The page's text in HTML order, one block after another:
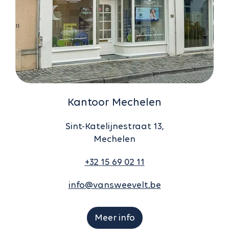
Kantoor Mechelen
Sint-Katelijnestraat 13,
Mechelen
+32 15 69 02 11
info@vansweevelt.be
Meer info